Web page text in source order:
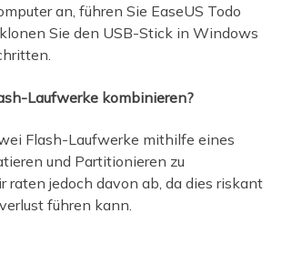
an, führen Sie EaseUS Todo
Sie den USB-Stick in Windows
Laufwerke kombinieren?
Flash-Laufwerke mithilfe eines
und Partitionieren zu
raten jedoch davon ab, da dies riskant
führen kann.